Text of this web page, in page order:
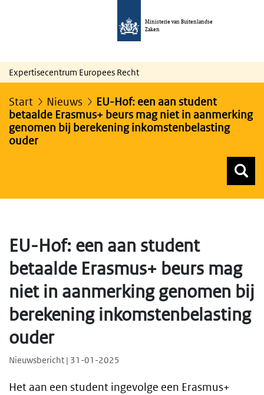
Ministerie van Buitenlandse
Zaken
Expertisecentrum Europees Recht
Start Nieuws
EU-Hof: een aan student
betaalde Erasmus+ beurs mag niet in aanmerking
genomen bij berekening inkomstenbelasting
ouder
EU-Hof: een aan student
betaalde Erasmus+ beurs mag
niet in aanmerking genomen bij
berekening inkomstenbelasting
ouder
Nieuwsbericht | 31-01-2025
Het aan een student ingevolge een Erasmus+